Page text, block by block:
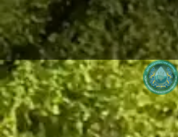
[newyear_garland]